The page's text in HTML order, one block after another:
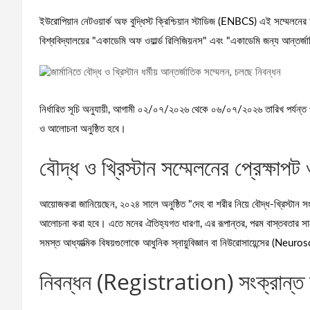
ইউরোপিয়ান নেটওয়ার্ক অফ বুদ্ধিস্ট ক্রিশ্চিয়ান স্টাডিজ (ENBCS) এই
বিশ্ববিদ্যালয়ের "একাডেমি অফ ওয়ার্ল্ড রিলিজিয়নস" এবং "একাডেমি জন্য
নির্ধারিত সূচি অনুযায়ী, আগামী ০২/০৭/২০২৬ থেকে ০৬/০৭/২০২৬ তারিখ পর্যন্ত
ও আলোচনা অনুষ্ঠিত হবে।
বৌদ্ধ ও খ্রিস্টান সম্মেলনের
আয়োজকরা জানিয়েছেন, ২০২৪ সালে অনুষ্ঠিত "দেহ বা শরীর নিয়ে বৌদ্ধ-
আলোচনা করা হবে। এতে মনের ঐতিহ্যগত ধারণা, এর রূপান্তর, পরম বাস্তবতার
সমস্ত আধ্যাত্মিক বিষয়গুলোকে আধুনিক স্নায়ুবিজ্ঞান বা নিউরোসায়েন্সের
নিবন্ধন (Registration) সংক্রান্ত